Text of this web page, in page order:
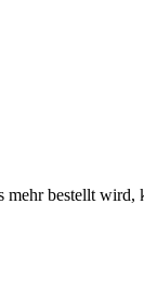
bestellt wird,